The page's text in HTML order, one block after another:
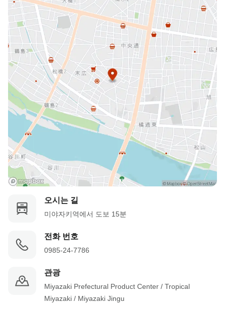
오시는 길
미야자키역에서 도보 15분
전화 번호
0985-24-7786
관광
Miyazaki Prefectural Product Center / Tropical
Miyazaki / Miyazaki Jingu